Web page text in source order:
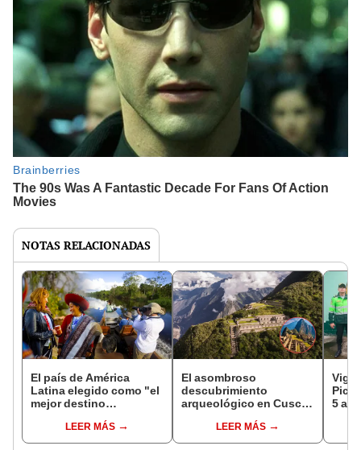
NOTAS RELACIONADAS
El país de América
Latina elegido como "el
mejor destino
por la prestigiosa
revista china Voyage
LEER MÁS
El asombroso
descubrimiento
arqueológico en Cusco
''Cuna de Oro'': sería el
segundo Machu Picchu
LEER MÁS
5
al